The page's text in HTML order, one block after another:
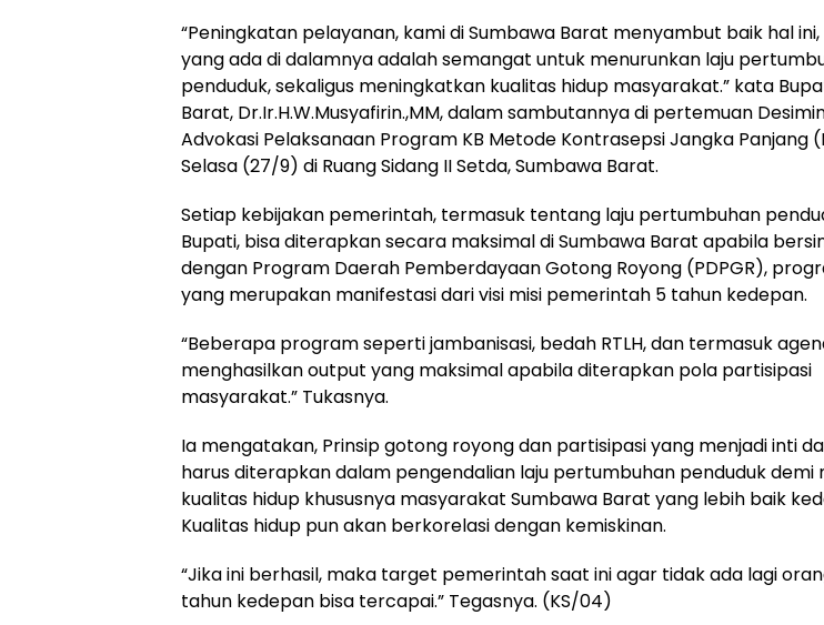
“Peningkatan pelayanan, kami di Sumbawa Barat menyambut baik hal
yang ada di dalamnya adalah semangat untuk menurunkan laju
penduduk, sekaligus meningkatkan kualitas hidup masyarakat.” kata
Barat, Dr.Ir.H.W.Musyafirin.,MM, dalam sambutannya di pertemuan
Advokasi Pelaksanaan Program KB Metode Kontrasepsi Jangka Panjang
Selasa (27/9) di Ruang Sidang II Setda, Sumbawa Barat.
Setiap kebijakan pemerintah, termasuk tentang laju pertumbuhan
Bupati, bisa diterapkan secara maksimal di Sumbawa Barat apabila
dengan Program Daerah Pemberdayaan Gotong Royong (PDPGR),
yang merupakan manifestasi dari visi misi pemerintah 5 tahun kedepan.
“Beberapa program seperti jambanisasi, bedah RTLH, dan termasuk
menghasilkan output yang maksimal apabila diterapkan pola partisipasi
masyarakat.” Tukasnya.
Ia mengatakan, Prinsip gotong royong dan partisipasi yang menjadi inti
harus diterapkan dalam pengendalian laju pertumbuhan penduduk demi
kualitas hidup khususnya masyarakat Sumbawa Barat yang lebih baik
Kualitas hidup pun akan berkorelasi dengan kemiskinan.
“Jika ini berhasil, maka target pemerintah saat ini agar tidak ada lagi
tahun kedepan bisa tercapai.” Tegasnya. (KS/04)